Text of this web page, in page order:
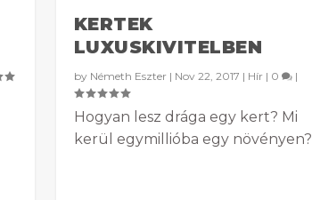
KERTEK
LUXUSKIVITELBEN
by Németh Eszter| Nov 22, 2017 | Hír| 0 |
Hogyan lesz drága egy kert? Mi
kerül egymillióba egy növényen?